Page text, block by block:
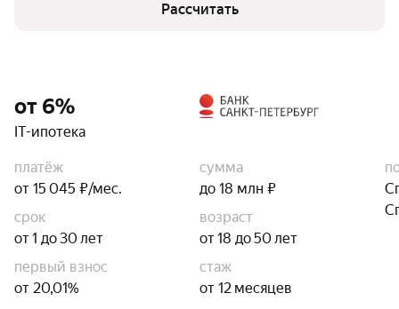
Рассчитать
от 6%
IT-ипотека
платёж
от 15 045 ₽/мес.
сумма
до 18 млн ₽
срок
от 1 до 30 лет
возраст
от 18 до 50 лет
первый взнос
от 20,01%
стаж
от 12 месяцев